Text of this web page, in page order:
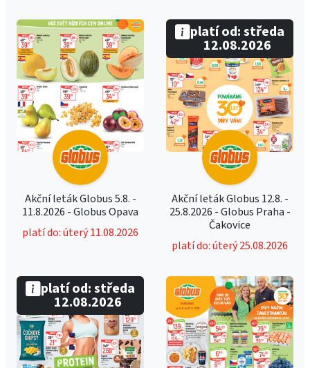
Akční leták Globus 5.8. -
11.8.2026 - Globus Opava
platí do: úterý 11.08.2026
Akční leták Globus 12.8. -
25.8.2026 - Globus Praha -
Čakovice
platí do: úterý 25.08.2026
platí od: středa
12.08.2026
platí od: středa
12.08.2026